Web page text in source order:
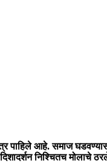
पाहिले आहे. समाज
निश्चितच